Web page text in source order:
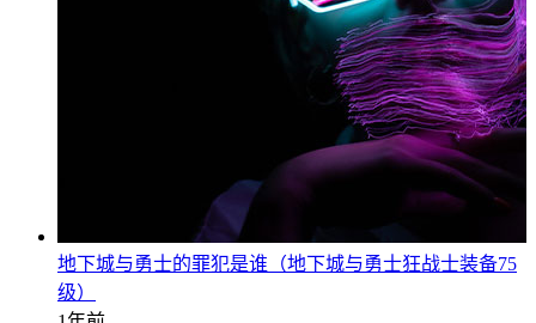
地下城与勇士的罪犯是谁（地下城与勇士狂战士装备75
级）